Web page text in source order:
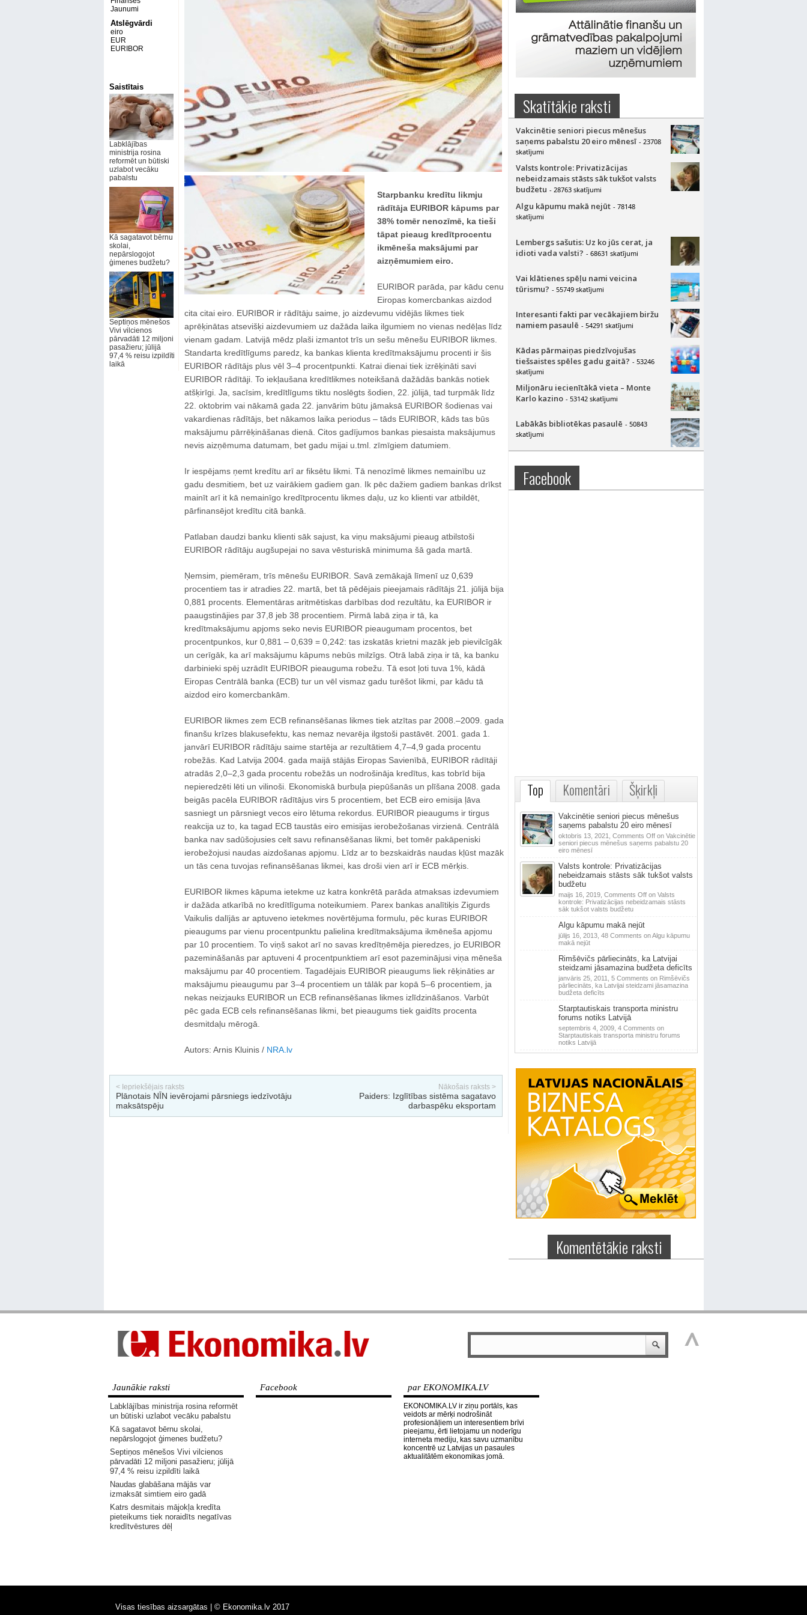
Jaunumi
Atslēgvārdi
eiro
EUR
EURIBOR
Saistītais
Labklājības
ministrija rosina
reformēt un būtiski
uzlabot vecāku
pabalstu
Kā sagatavot bērnu
skolai,
nepārslogojot
ģimenes budžetu?
Septiņos mēnešos
Vivi vilcienos
pārvadāti 12 miljoni
pasažieru; jūlijā
97,4 % reisu izpildīti
laikā
Starpbanku kredītu likmju
rādītāja EURIBOR kāpums par
38% tomēr nenozīmē, ka tieši
tāpat pieaug kredītprocentu
ikmēneša maksājumi par
aizņēmumiem eiro.
EURIBOR parāda, par kādu cenu
Eiropas komercbankas aizdod
cita citai eiro. EURIBOR ir rādītāju saime, jo aizdevumu vidējās likmes tiek
aprēķinātas atsevišķi aizdevumiem uz dažāda laika ilgumiem no vienas nedēļas līdz
vienam gadam. Latvijā mēdz plaši izmantot trīs un sešu mēnešu EURIBOR likmes.
Standarta kredītlīgums paredz, ka bankas klienta kredītmaksājumu procenti ir šis
EURIBOR rādītājs plus vēl 3–4 procentpunkti. Katrai dienai tiek izrēķināti savi
EURIBOR rādītāji. To iekļaušana kredītlikmes noteikšanā dažādās bankās notiek
atšķirīgi. Ja, sacīsim, kredītlīgums tiktu noslēgts šodien, 22. jūlijā, tad turpmāk līdz
22. oktobrim vai nākamā gada 22. janvārim būtu jāmaksā EURIBOR šodienas vai
vakardienas rādītājs, bet nākamos laika periodus – tāds EURIBOR, kāds tas būs
maksājumu pārrēķināšanas dienā. Citos gadījumos bankas piesaista maksājumus
nevis aizņēmuma datumam, bet gadu mijai u.tml. zīmīgiem datumiem.
Ir iespējams ņemt kredītu arī ar fiksētu likmi. Tā nenozīmē likmes nemainību uz
gadu desmitiem, bet uz vairākiem gadiem gan. Ik pēc dažiem gadiem bankas drīkst
mainīt arī it kā nemainīgo kredītprocentu likmes daļu, uz ko klienti var atbildēt,
pārfinansējot kredītu citā bankā.
Patlaban daudzi banku klienti sāk sajust, ka viņu maksājumi pieaug atbilstoši
EURIBOR rādītāju augšupejai no sava vēsturiskā minimuma šā gada martā.
Ņemsim, piemēram, trīs mēnešu EURIBOR. Savā zemākajā līmenī uz 0,639
procentiem tas ir atradies 22. martā, bet tā pēdējais pieejamais rādītājs 21. jūlijā bija
0,881 procents. Elementāras aritmētiskas darbības dod rezultātu, ka EURIBOR ir
paaugstinājies par 37,8 jeb 38 procentiem. Pirmā labā ziņa ir tā, ka
kredītmaksājumu apjoms seko nevis EURIBOR pieaugumam procentos, bet
procentpunkos, kur 0,881 – 0,639 = 0,242: tas izskatās krietni mazāk jeb pievilcīgāk
un cerīgāk, ka arī maksājumu kāpums nebūs milzīgs. Otrā labā ziņa ir tā, ka banku
darbinieki spēj uzrādīt EURIBOR pieauguma robežu. Tā esot ļoti tuva 1%, kādā
Eiropas Centrālā banka (ECB) tur un vēl vismaz gadu turēšot likmi, par kādu tā
aizdod eiro komercbankām.
EURIBOR likmes zem ECB refinansēšanas likmes tiek atzītas par 2008.–2009. gada
finanšu krīzes blakusefektu, kas nemaz nevarēja ilgstoši pastāvēt. 2001. gada 1.
janvārī EURIBOR rādītāju saime startēja ar rezultātiem 4,7–4,9 gada procentu
robežās. Kad Latvija 2004. gada maijā stājās Eiropas Savienībā, EURIBOR rādītāji
atradās 2,0–2,3 gada procentu robežās un nodrošināja kredītus, kas tobrīd bija
nepieredzēti lēti un vilinoši. Ekonomiskā burbuļa piepūšanās un plīšana 2008. gada
beigās pacēla EURIBOR rādītājus virs 5 procentiem, bet ECB eiro emisija ļāva
sasniegt un pārsniegt vecos eiro lētuma rekordus. EURIBOR pieaugums ir tirgus
reakcija uz to, ka tagad ECB taustās eiro emisijas ierobežošanas virzienā. Centrālā
banka nav sadūšojusies celt savu refinansēšanas likmi, bet tomēr pakāpeniski
ierobežojusi naudas aizdošanas apjomu. Līdz ar to bezskaidrās naudas kļūst mazāk
un tās cena tuvojas refinansēšanas likmei, kas droši vien arī ir ECB mērķis.
EURIBOR likmes kāpuma ietekme uz katra konkrētā parāda atmaksas izdevumiem
ir dažāda atkarībā no kredītlīguma noteikumiem. Parex bankas analītiķis Zigurds
Vaikulis dalījās ar aptuveno ietekmes novērtējuma formulu, pēc kuras EURIBOR
pieaugums par vienu procentpunktu palielina kredītmaksājuma ikmēneša apjomu
par 10 procentiem. To viņš sakot arī no savas kredītņēmēja pieredzes, jo EURIBOR
pazemināšanās par aptuveni 4 procentpunktiem arī esot pazeminājusi viņa mēneša
maksājumu par 40 procentiem. Tagadējais EURIBOR pieaugums liek rēķināties ar
maksājumu pieaugumu par 3–4 procentiem un tālāk par kopā 5–6 procentiem, ja
nekas neizjauks EURIBOR un ECB refinansēšanas likmes izlīdzināšanos. Varbūt
pēc gada ECB cels refinansēšanas likmi, bet pieaugums tiek gaidīts procenta
desmitdaļu mērogā.
Autors: Arnis Kluinis / NRA.lv
< Iepriekšējais raksts
Plānotais NĪN ievērojami pārsniegs iedzīvotāju
maksātspēju
Nākošais raksts >
Paiders: Izglītības sistēma sagatavo
darbaspēku eksportam
Skatītākie raksti
Vakcinētie seniori piecus mēnešus
saņems pabalstu 20 eiro mēnesī - 23708
skatījumi
Valsts kontrole: Privatizācijas
nebeidzamais stāsts sāk tukšot valsts
budžetu - 28763 skatījumi
Algu kāpumu makā nejūt - 78148
skatījumi
Lembergs sašutis: Uz ko jūs cerat, ja
idioti vada valsti? - 68631 skatījumi
Vai klātienes spēļu nami veicina
tūrismu? - 55749 skatījumi
Interesanti fakti par vecākajiem biržu
namiem pasaulē - 54291 skatījumi
Kādas pārmaiņas piedzīvojušas
tiešsaistes spēles gadu gaitā? - 53246
skatījumi
Miljonāru iecienītākā vieta – Monte
Karlo kazino - 53142 skatījumi
Labākās bibliotēkas pasaulē - 50843
skatījumi
Facebook
Top Komentāri Šķirkļi
Vakcinētie seniori piecus mēnešus
saņems pabalstu 20 eiro mēnesī
oktobris 13, 2021, Comments Offon Vakcinētie
seniori piecus mēnešus saņems pabalstu 20
eiro mēnesī
Valsts kontrole: Privatizācijas
nebeidzamais stāsts sāk tukšot valsts
budžetu
maijs 16, 2019, Comments Offon Valsts
kontrole: Privatizācijas nebeidzamais stāsts
sāk tukšot valsts budžetu
Algu kāpumu makā nejūt
jūlijs 16, 2013, 48 Comments on Algu kāpumu
makā nejūt
Rimšēvičs pārliecināts, ka Latvijai
steidzami jāsamazina budžeta deficīts
janvāris 25, 2011, 5 Comments on Rimšēvičs
pārliecināts, ka Latvijai steidzami jāsamazina
budžeta deficīts
Starptautiskais transporta ministru
forums notiks Latvijā
septembris 4, 2009, 4 Comments on
Starptautiskais transporta ministru forums
notiks Latvijā
Komentētākie raksti
Jaunākie raksti
Labklājības ministrija rosina reformēt
un būtiski uzlabot vecāku pabalstu
Kā sagatavot bērnu skolai,
nepārslogojot ģimenes budžetu?
Septiņos mēnešos Vivi vilcienos
pārvadāti 12 miljoni pasažieru; jūlijā
97,4 % reisu izpildīti laikā
Naudas glabāšana mājās var
izmaksāt simtiem eiro gadā
Katrs desmitais mājokļa kredīta
pieteikums tiek noraidīts negatīvas
kredītvēstures dēļ
Facebook par EKONOMIKA.LV
EKONOMIKA.LV ir ziņu portāls, kas
veidots ar mērķi nodrošināt
profesionāļiem un interesentiem brīvi
pieejamu, ērti lietojamu un noderīgu
interneta mediju, kas savu uzmanību
koncentrē uz Latvijas un pasaules
aktualitātēm ekonomikas jomā.
Visas tiesības aizsargātas | © Ekonomika.lv 2017